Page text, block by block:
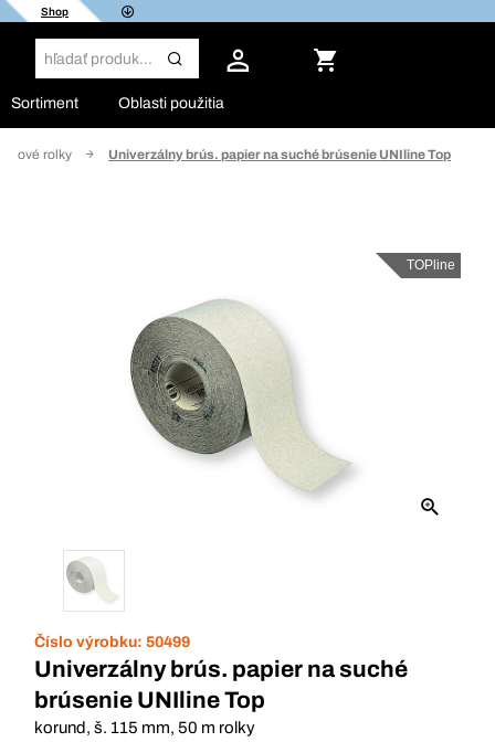
Shop
Sortiment Oblasti použitia
rolky Univerzálny brús. papier na suché brúsenie UNIline Top
TOPline
Číslo výrobku: 50499
Univerzálny brús. papier na suché
brúsenie UNIline Top
korund, š. 115 mm, 50 m rolky